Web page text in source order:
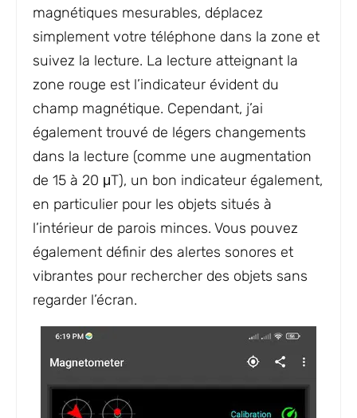
magnétiques mesurables, déplacez
simplement votre téléphone dans la zone et
suivez la lecture. La lecture atteignant la
zone rouge est l’indicateur évident du
champ magnétique. Cependant, j’ai
également trouvé de légers changements
dans la lecture (comme une augmentation
de 15 à 20 μT), un bon indicateur également,
en particulier pour les objets situés à
l’intérieur de parois minces. Vous pouvez
également définir des alertes sonores et
vibrantes pour rechercher des objets sans
regarder l’écran.